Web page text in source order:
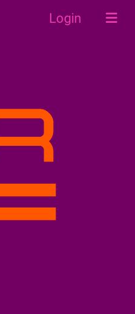
Login